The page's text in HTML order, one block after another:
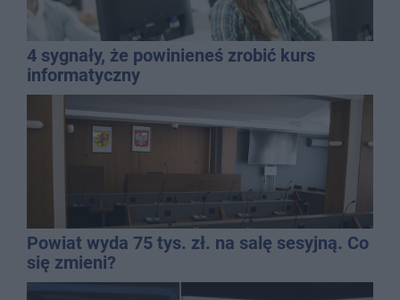
4 sygnały, że powinieneś zrobić kurs
informatyczny
Powiat wyda 75 tys. zł. na salę sesyjną. Co
się zmieni?